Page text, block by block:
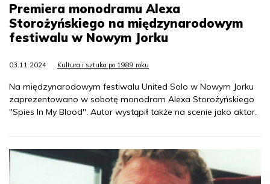
Premiera monodramu Alexa
Storożyńskiego na międzynarodowym
festiwalu w Nowym Jorku
03.11.2024 Kultura i sztuka po 1989 roku
Na międzynarodowym festiwalu United Solo w Nowym Jorku
zaprezentowano w sobotę monodram Alexa Storożyńskiego
"Spies In My Blood". Autor wystąpił także na scenie jako aktor.